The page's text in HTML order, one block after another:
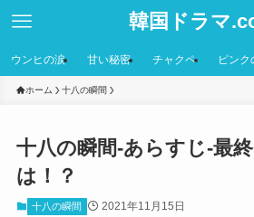
韓国ドラマ
ウンヒの涙 甘い秘密 チャクペ ピン
ホーム 十八の瞬間
十八の瞬間-あらすじ-最
は！？
十八の瞬間 2021年11月15日